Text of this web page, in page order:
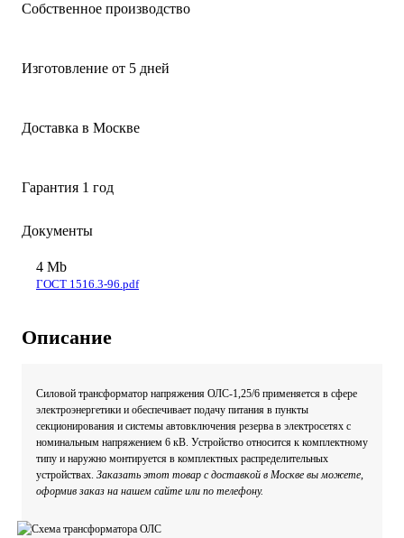
Собственное производство
Изготовление от 5 дней
Доставка в Москве
Гарантия 1 год
Документы
4 Mb
ГОСТ 1516.3-96.pdf
Описание
Силовой трансформатор напряжения ОЛС-1,25/6 применяется в сфере
электроэнергетики и обеспечивает подачу питания в пункты
секционирования и системы автовключения резерва в электросетях с
номинальным напряжением 6 кВ. Устройство относится к комплектному
типу и наружно монтируется в комплектных распределительных
устройствах. Заказать этот товар с доставкой в Москве вы можете,
оформив заказ на нашем сайте или по телефону.